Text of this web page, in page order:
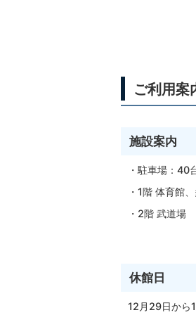
ご利用案
施設案内
・駐車場：40
・1階 体育館
・2階 武道場
休館日
12月29日から